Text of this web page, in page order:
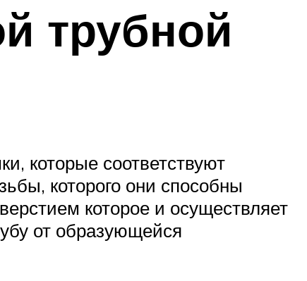
трубной
которые соответствуют
которого они способны
которое и осуществляет
от образующейся